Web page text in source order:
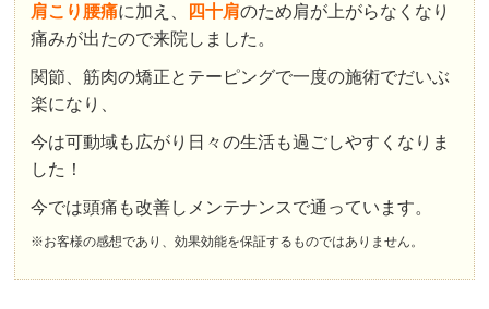
肩こり腰痛に加え、 四十肩のため肩が上がらなくなり
痛みが出たので来院しました。
関節、筋肉の矯正とテーピングで一度の施術でだいぶ
楽になり、
今は可動域も広がり日々の生活も過ごしやすくなりま
した！
今では頭痛も改善しメンテナンスで通っています。
※お客様の感想であり、効果効能を保証するものではありません。